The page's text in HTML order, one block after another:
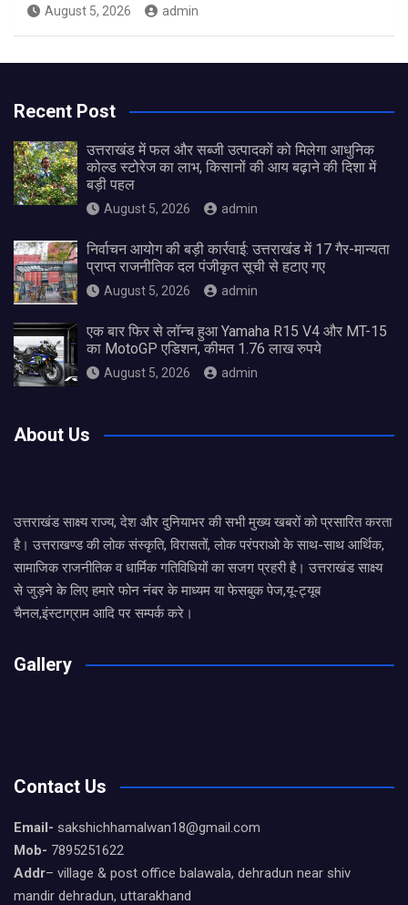
August 5, 2026 admin
Recent Post
उत्तराखंड में फल और सब्जी उत्पादकों को मिलेगा आधुनिक
कोल्ड स्टोरेज का लाभ, किसानों की आय बढ़ाने की दिशा में
बड़ी पहल
August 5, 2026 admin
निर्वाचन आयोग की बड़ी कार्रवाई: उत्तराखंड में 17 गैर-मान्यता
प्राप्त राजनीतिक दल पंजीकृत सूची से हटाए गए
August 5, 2026 admin
एक बार फिर से लॉन्च हुआ Yamaha R15 V4 और MT-15
का MotoGP एडिशन, कीमत 1.76 लाख रुपये
August 5, 2026 admin
About Us
उत्तराखंड साक्ष्य राज्य, देश और दुनियाभर की सभी मुख्य खबरों को प्रसारित करता
है। उत्तराखण्ड की लोक संस्कृति, विरासतों, लोक परंपराओ के साथ-साथ आर्थिक,
सामाजिक राजनीतिक व धार्मिक गतिविधियों का सजग प्रहरी है। उत्तराखंड साक्ष्य
से जुड़ने के लिए हमारे फोन नंबर के माध्यम या फेसबुक पेज,यू-ट्यूब
चैनल,इंस्टाग्राम आदि पर सम्पर्क करे।
Gallery
Contact Us
Email- sakshichhamalwan18@gmail.com
Mob- 7895251622
Addr– village & post office balawala, dehradun near shiv
mandir dehradun, uttarakhand